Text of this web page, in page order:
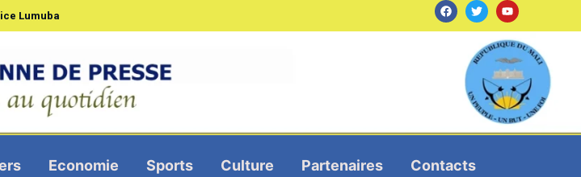
Lumuba
Economie Sports Culture Partenaires Contacts